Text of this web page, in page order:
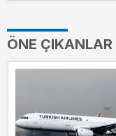
ÖNE ÇIKANLAR